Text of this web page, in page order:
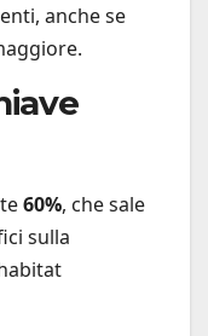
anche se
60%, che sale
sulla